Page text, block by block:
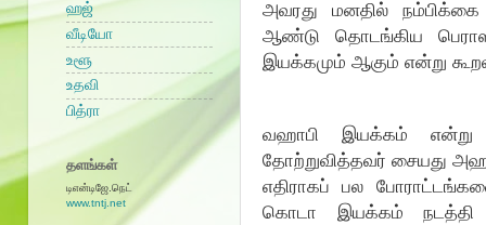
அவரது மனதில்
ஆண்டு தொடங்கிய
இயக்கமும் ஆகும் என்று
வஹாபி இயக்கம் என்று
தோற்றுவித்தவர் சையது
எதிராகப் பல
கொடா இயக்கம் நடத்தி
ஹஜ்
வீடியோ
உளூ
உதவி
பித்ரா
தளங்கள்
டிஎன்டிஜே.நெட்
www.tntj.net